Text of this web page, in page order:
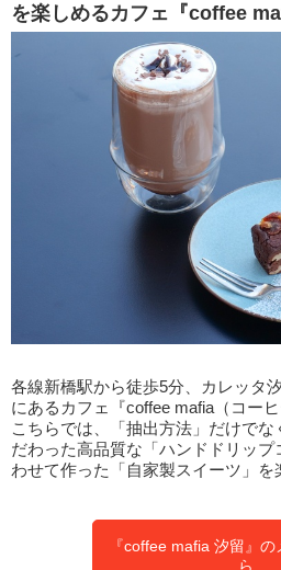
を楽しめるカフェ『coffee
各線新橋駅から徒歩5分、カレッタ
にあるカフェ『coffee mafia（コー
こちらでは、「抽出方法」だけでな
だわった高品質な「ハンドドリッ
わせて作った「自家製スイーツ」を
『coffee mafia 汐留』
ら